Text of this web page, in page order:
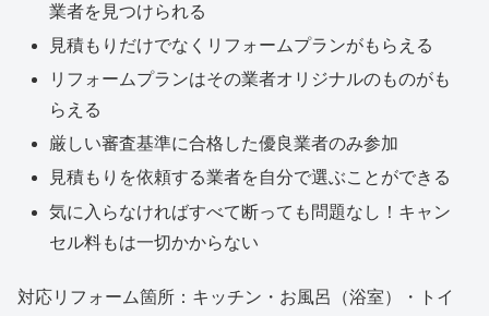
業者を見つけられる
見積もりだけでなくリフォームプランがもらえる
リフォームプランはその業者オリジナルのものがも
らえる
厳しい審査基準に合格した優良業者のみ参加
見積もりを依頼する業者を自分で選ぶことができる
気に入らなければすべて断っても問題なし！キャン
セル料もは一切かからない
対応リフォーム箇所：キッチン・お風呂（浴室）・トイ